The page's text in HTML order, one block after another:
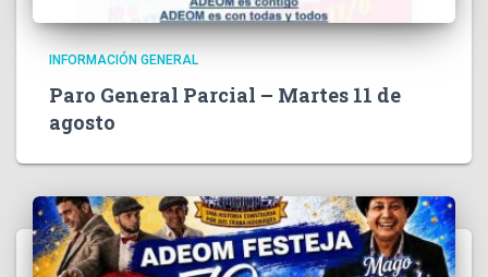
INFORMACIÓN GENERAL
Paro General Parcial – Martes 11 de
agosto